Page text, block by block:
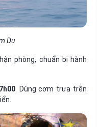
Du
phòng, chuẩn bị hành
. Dùng cơm trưa trên